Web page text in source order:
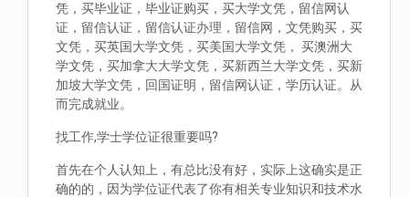
凭，买毕业证，毕业证购买，买大学文凭，留信网认
证，留信认证，留信认证办理，留信网，文凭购买，买
文凭，买英国大学文凭，买美国大学文凭， 买澳洲大
学文凭，买加拿大大学文凭，买新西兰大学文凭，买新
加坡大学文凭，回国证明，留信网认证，学历认证。从
而完成就业。
找工作,学士学位证很重要吗?
首先在个人认知上，有总比没有好，实际上这确实是正
确的的，因为学位证代表了你有相关专业知识和技术水